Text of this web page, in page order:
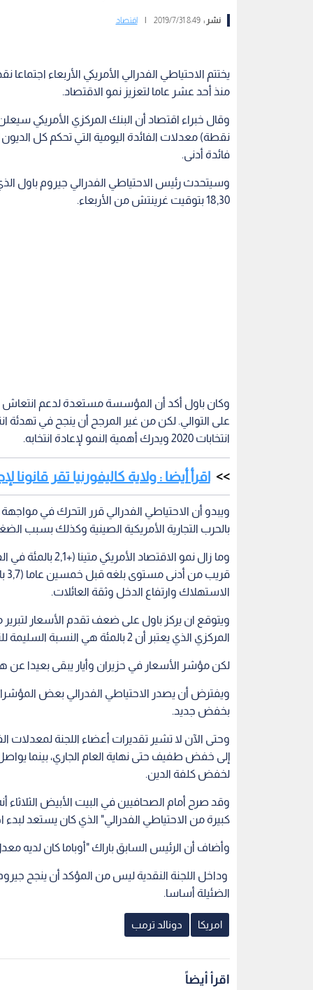
نشر :8:49 2019/7/31 اقتصاد
يختتم الاحتياطي الفدرالي الأمريكي الأربعاء
منذ أحد عشر عاما لتعزيز نمو الاقتصاد.
نقطة) معدلات الفائدة اليومية التي تحكم كل
فائدة أدنى.
وسيتحدث رئيس الاحتياطي الفدرالي جيروم باول
18,30 بتوقيت غرينتش من الأربعاء.
وكان باول أكد أن المؤسسة مستعدة لدعم انتعاش
على التوالي. لكن من غير المرجح أن ينجح في تهدئة
انتخابات 2020 ويدرك أهمية النمو لإعادة انتخابه.
اقرأ أيضا : ولاية كاليفورنيا تقر
ويبدو أن الاحتياطي الفدرالي قرر التحرك في
بالحرب التجارية الأمريكية الصينية وكذلك بسبب
وما زال نمو
الاستهلاك وارتفاع الدخل وثقة العائلات.
ويتوقع ان يركز باول على ضعف تقدم الأسعار لتبرير
المركزي الذي يعتبر أن 2 بالمئة هي النسبة السليمة للنشاط الاقتصادي.
لكن مؤشر الأسعار في حزيران وأيار يبقى بعيدا عن هذا
ويفترض أن يصدر الاحتياطي الفدرالي بعض
بخفض جديد.
وحتى الآن لا تشير تقديرات أعضاء اللجنة لمعدلات
إلى خفض طفيف حتى نهاية العام الجاري، بينما
لخفض كلفة الدين.
وقد صرح أمام الصحافيين في البيت الأبيض الثلاثاء
كبيرة من الاحتياطي الفدرالي" الذي كان يستعد لبدء
وأضاف أن الرئيس السابق باراك "أوباما كان لديه
وداخل اللجنة النقدية ليس من المؤكد أن ينجح
الضئيلة أساسا.
امريكا دونالد ترمب
اقرأ أيضاً